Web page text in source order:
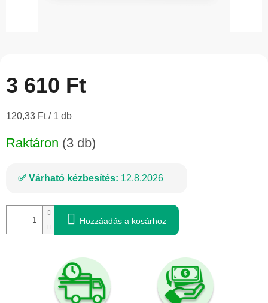
3 610 Ft
Egységár:
120,33 Ft / 1 db
Raktáron (3 db)
Várható kézbesítés: 12.8.2026
Hozzáadás a kosárhoz